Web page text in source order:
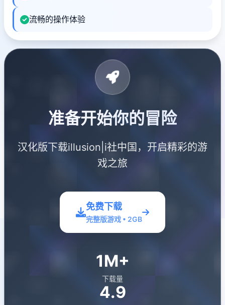
流畅的操作体验
准备开始你的冒险
汉化版下载illusion|i社中国，开启精彩的游
戏之旅
免费下载
完整版游戏 • 2GB
1M+
下载量
4.9